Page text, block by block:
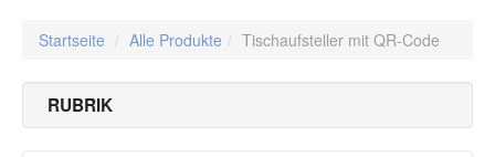
Startseite / Alle Produkte / Tischaufsteller mit QR-Code
RUBRIK
Gastronomie - Restaurant & Pizzeria & Café & Hotel(3)